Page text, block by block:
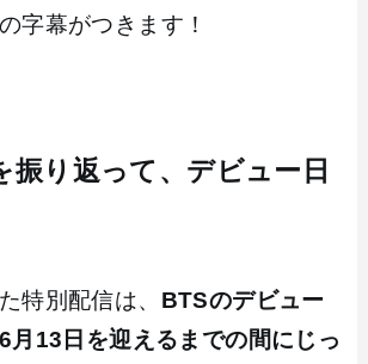
字幕がつきます！
振り返って、デビュー日
特別配信は、 BTSのデビュー
月13日を迎えるまでの間にじっ